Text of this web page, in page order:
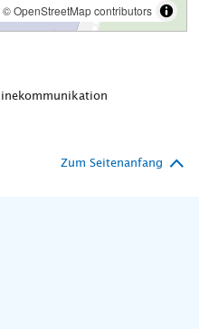
Zum Seitenanfang